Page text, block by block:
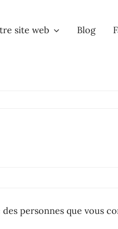
site web Blog
personnes que vous